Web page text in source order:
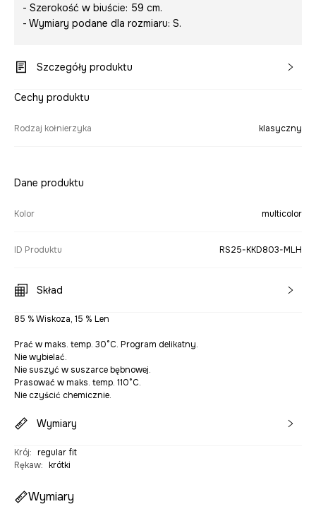
- Szerokość w biuście: 59 cm.
- Wymiary podane dla rozmiaru: S.
Szczegóły produktu
Cechy produktu
Rodzaj kołnierzyka klasyczny
Dane produktu
Kolor multicolor
ID Produktu RS25-KKD803-MLH
Skład
85 % Wiskoza, 15 % Len
Prać w maks. temp. 30°C. Program delikatny.
Nie wybielać.
Nie suszyć w suszarce bębnowej.
Prasować w maks. temp. 110°C.
Nie czyścić chemicznie.
Wymiary
Krój: regular fit
Rękaw: krótki
Wymiary